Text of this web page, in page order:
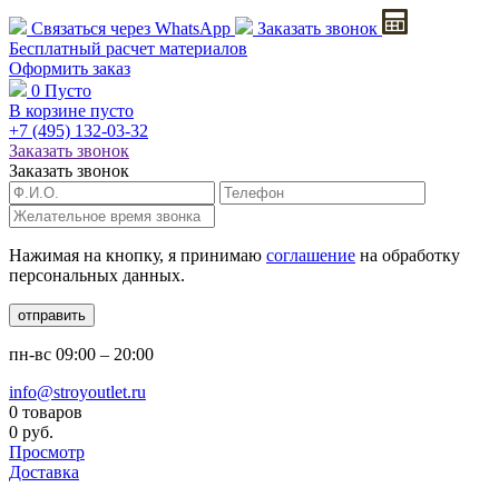
Связаться через WhatsApp
Заказать звонок
Бесплатный расчет материалов
Оформить заказ
0 Пусто
В корзине пусто
+7 (495) 132-03-32
Заказать звонок
Заказать звонок
Нажимая на кнопку, я принимаю соглашение на обработку
персональных данных.
отправить
пн-вс 09:00 – 20:00
info@stroyoutlet.ru
0 товаров
0 руб.
Просмотр
Доставка